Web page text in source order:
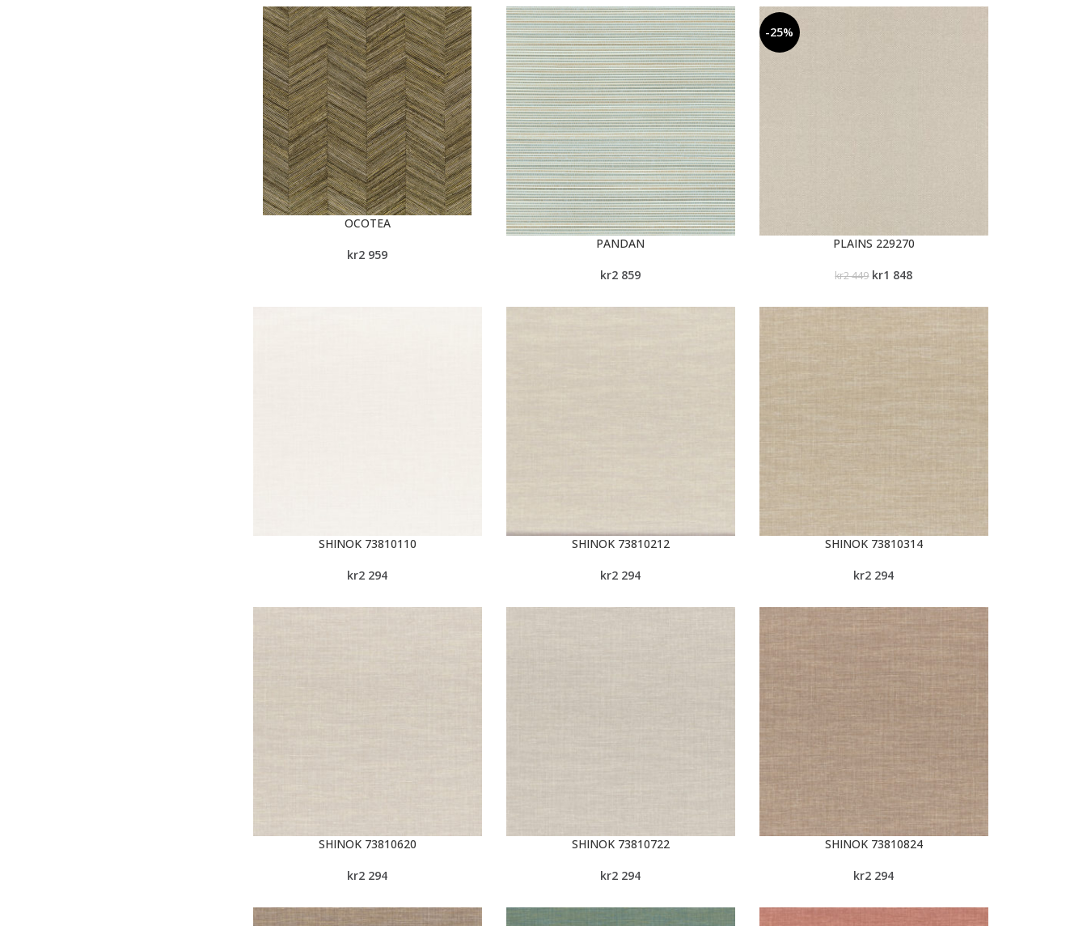
OCOTEA
kr2 959
PANDAN
kr2 859
-25%
PLAINS 229270
kr2 449 kr1 848
SHINOK 73810110
kr2 294
SHINOK 73810212
kr2 294
SHINOK 73810314
kr2 294
SHINOK 73810620
kr2 294
SHINOK 73810722
kr2 294
SHINOK 73810824
kr2 294